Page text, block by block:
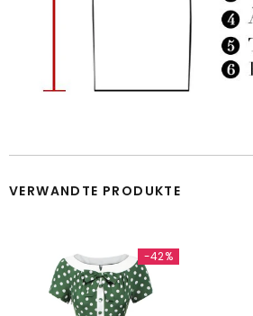
VERWANDTE PRODUKTE
-42%